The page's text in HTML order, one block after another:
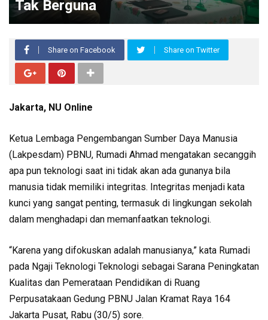
Tak Berguna
Share on Facebook Share on Twitter
Jakarta, NU Online
Ketua Lembaga Pengembangan Sumber Daya Manusia
(Lakpesdam) PBNU, Rumadi Ahmad mengatakan secanggih
apa pun teknologi saat ini tidak akan ada gunanya bila
manusia tidak memiliki integritas. Integritas menjadi kata
kunci yang sangat penting, termasuk di lingkungan sekolah
dalam menghadapi dan memanfaatkan teknologi.
“Karena yang difokuskan adalah manusianya,” kata Rumadi
pada Ngaji Teknologi Teknologi sebagai Sarana Peningkatan
Kualitas dan Pemerataan Pendidikan di Ruang
Perpusatakaan Gedung PBNU Jalan Kramat Raya 164
Jakarta Pusat, Rabu (30/5) sore.